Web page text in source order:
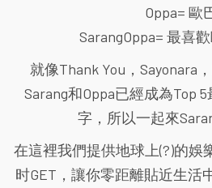
Oppa= 歐
SarangOppa= 最喜歡
就像Thank You，Sayonara
Sarang和Oppa已經成為Top
字，所以一起來
在這裡我們提供地球上(?)的娛
时GET，讓你零距離貼近生活